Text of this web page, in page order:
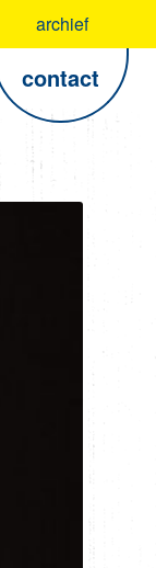
archief
contact